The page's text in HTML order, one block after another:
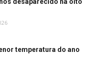
temperatura do ano